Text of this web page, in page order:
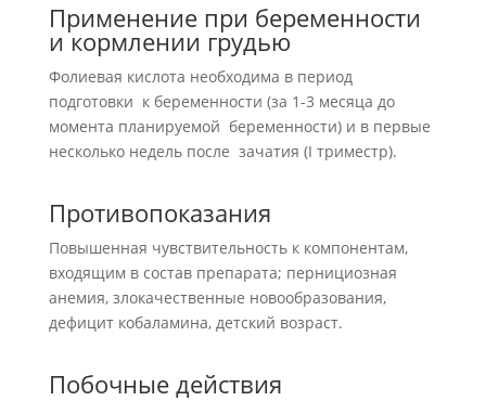
Применение при беременности
и кормлении грудью
Фолиевая кислота необходима в период
подготовки к беременности (за 1-3 месяца до
момента планируемой беременности) и в первые
несколько недель после зачатия (I триместр).
Противопоказания
Повышенная чувствительность к компонентам,
входящим в состав препарата; пернициозная
анемия, злокачественные новообразования,
дефицит кобаламина, детский возраст.
Побочные действия